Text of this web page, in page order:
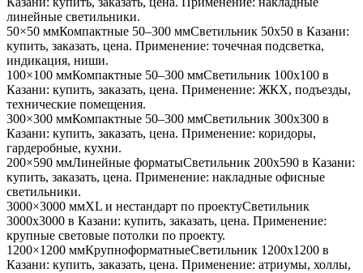
линейные светильники.
50×50 ммКомпактные 50–300 ммСветильник 50x50 в Казани:
купить, заказать, цена. Применение: точечная подсветка,
индикация, ниши.
100×100 ммКомпактные 50–300 ммСветильник 100x100 в
Казани: купить, заказать, цена. Применение: ЖКХ, подъезды,
технические помещения.
300×300 ммКомпактные 50–300 ммСветильник 300x300 в
Казани: купить, заказать, цена. Применение: коридоры,
гардеробные, кухни.
200×590 ммЛинейные форматыСветильник 200x590 в Казани:
купить, заказать, цена. Применение: накладные офисные
светильники.
3000×3000 ммXL и нестандарт по проектуСветильник
3000x3000 в Казани: купить, заказать, цена. Применение:
крупные световые потолки по проекту.
1200×1200 ммКрупноформатныеСветильник 1200x1200 в
Казани: купить, заказать, цена. Применение: атриумы, холлы,